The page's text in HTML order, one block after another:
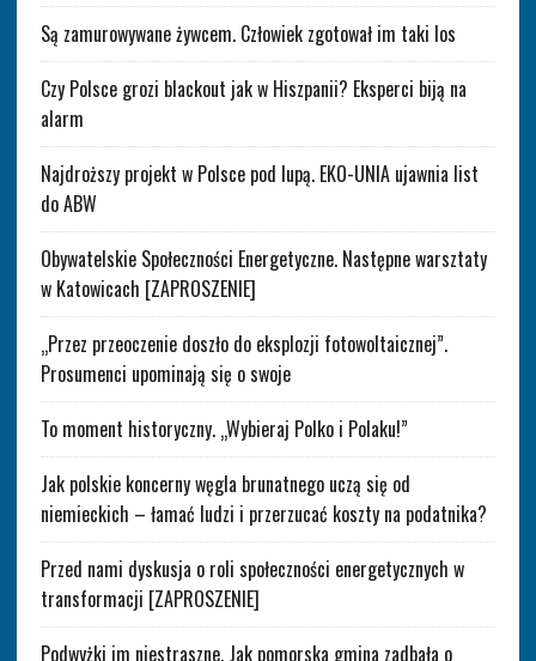
Są zamurowywane żywcem. Człowiek zgotował im taki los
Czy Polsce grozi blackout jak w Hiszpanii? Eksperci biją na
alarm
Najdroższy projekt w Polsce pod lupą. EKO-UNIA ujawnia list
do ABW
Obywatelskie Społeczności Energetyczne. Następne warsztaty
w Katowicach [ZAPROSZENIE]
„Przez przeoczenie doszło do eksplozji fotowoltaicznej”.
Prosumenci upominają się o swoje
To moment historyczny. „Wybieraj Polko i Polaku!”
Jak polskie koncerny węgla brunatnego uczą się od
niemieckich – łamać ludzi i przerzucać koszty na podatnika?
Przed nami dyskusja o roli społeczności energetycznych w
transformacji [ZAPROSZENIE]
Podwyżki im niestraszne. Jak pomorska gmina zadbała o